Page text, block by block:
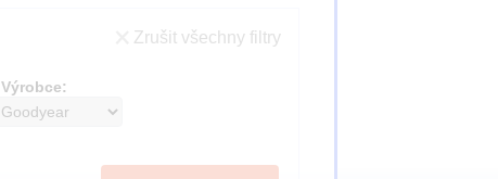
Zrušit všechny filtry
Výrobce: